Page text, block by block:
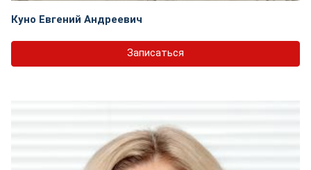
Куно Евгений Андреевич
Записаться